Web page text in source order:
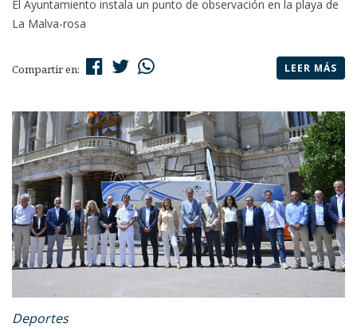
El Ayuntamiento instala un punto de observación en la playa de
La Malva-rosa
Compartir en: LEER MÁS
Deportes